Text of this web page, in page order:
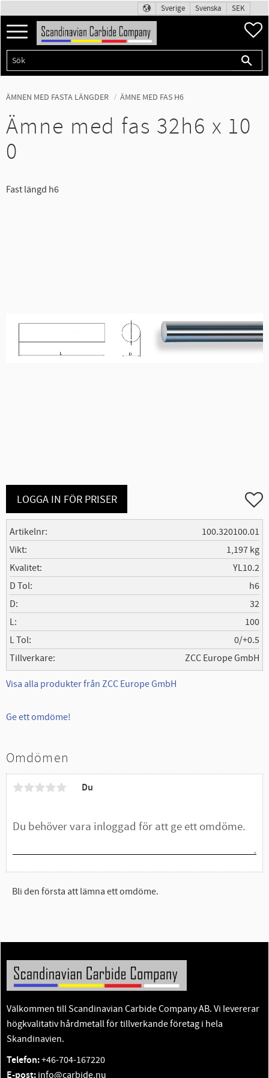
Meny
Sverige Svenska SEK
ÄMNEN MED FASTA LÄNGDER ÄMNE MED FAS H6
Ämne med fas 32h6 x 10
0
Fast längd h6
LOGGA IN FÖR PRISER Lägg
Artikelnr
100.320100.01
Vikt
1,197 kg
Kvalitet
YL10.2
D Tol
h6
D
32
L
100
L Tol
0/+0.5
Tillverkare
ZCC Europe GmbH
Visa alla produkter från ZCC Europe GmbH
Ge ett omdöme!
Omdömen
Du
Bli den första att lämna ett omdöme.
Välkommen till Scandinavian Carbide Company AB. Vi levererar
högkvalitativ hårdmetall för tillverkande företag i hela
Skandinavien.
Telefon:+46-704-167220
E-post: info@carbide.nu